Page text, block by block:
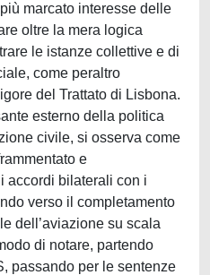
marcato interesse delle
oltre la mera logica
le istanze collettive e di
come peraltro
del Trattato di Lisbona.
esterno della politica
civile, si osserva come
e
accordi bilaterali con i
verso il completamento
dell’aviazione su scala
di notare, partendo
passando per le sentenze